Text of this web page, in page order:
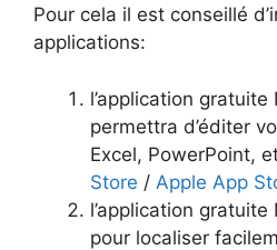
Pour cela il est conseillé
applications:
l’application
permettra d’éditer
Excel, PowerPoint,
Store / Apple App
l’application
pour localiser